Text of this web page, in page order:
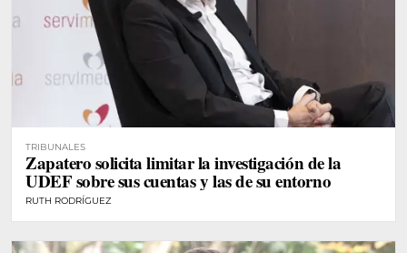
TRIBUNALES
Zapatero solicita limitar la investigación de la
UDEF sobre sus cuentas y las de su entorno
RUTH RODRÍGUEZ